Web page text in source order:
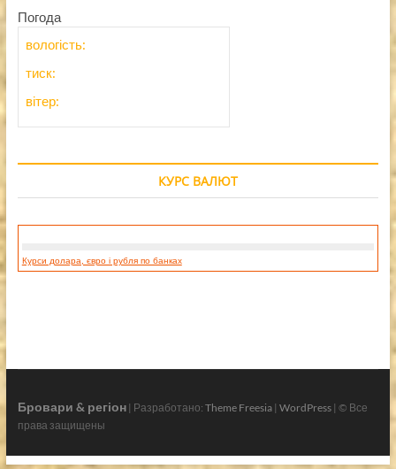
Погода
вологість:
тиск:
вітер:
КУРС ВАЛЮТ
Курси долара, євро і рубля по банках
Бровари & регіон| Разработано: Theme Freesia| WordPress| © Все
права защищены